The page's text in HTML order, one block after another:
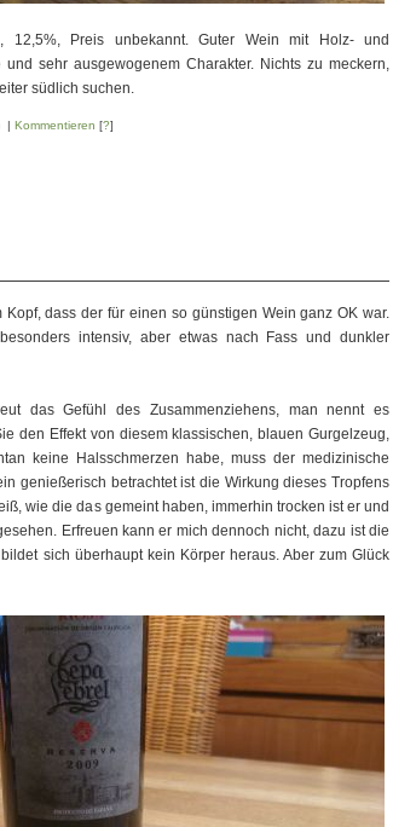
Preis unbekannt. Guter Wein mit Holz- und
und sehr ausgewogenem Charakter. Nichts zu meckern,
südlich suchen.
| Kommentieren [?]
dass der für einen so günstigen Wein ganz OK war.
intensiv, aber etwas nach Fass und dunkler
das Gefühl des Zusammenziehens, man nennt es
den Effekt von diesem klassischen, blauen Gurgelzeug,
keine Halsschmerzen habe, muss der medizinische
genießerisch betrachtet ist die Wirkung dieses Tropfens
wie die das gemeint haben, immerhin trocken ist er und
Erfreuen kann er mich dennoch nicht, dazu ist die
sich überhaupt kein Körper heraus. Aber zum Glück